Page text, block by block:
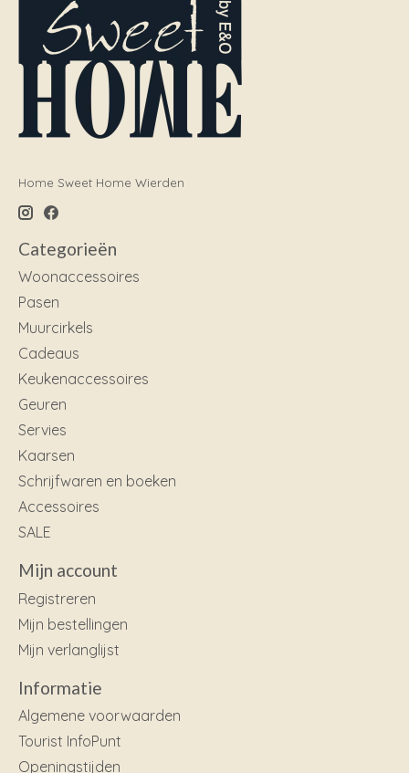
Home Sweet Home Wierden
Categorieën
Woonaccessoires
Pasen
Muurcirkels
Cadeaus
Keukenaccessoires
Geuren
Servies
Kaarsen
Schrijfwaren en boeken
Accessoires
SALE
Mijn account
Registreren
Mijn bestellingen
Mijn verlanglijst
Informatie
Algemene voorwaarden
Tourist InfoPunt
Openingstijden